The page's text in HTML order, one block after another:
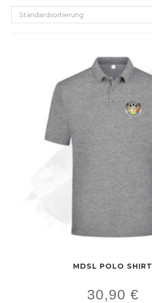
Standardsortierung
MDSL POLO SHIRT
30,90 €